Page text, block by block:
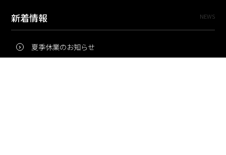
新着情報 NEWS
夏季休業のお知らせ